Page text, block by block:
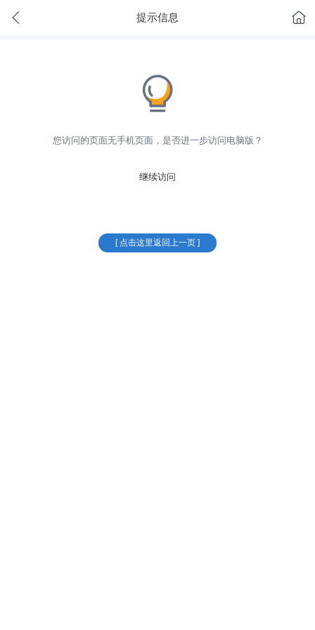
提示信息
您访问的页面无手机页面，是否进一步访问电脑版？
继续访问
[ 点击这里返回上一页 ]